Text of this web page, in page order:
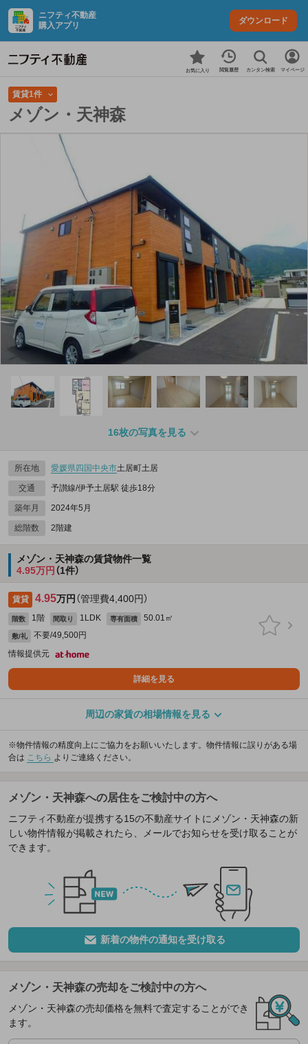
ニフティ不動産
購入アプリ
ダウンロード
お気に入り 閲覧履歴 カンタン検索 マイページ
賃貸1件
メゾン・天神森
16枚の写真を見る
所在地 愛媛県四国中央市土居町土居
交通 予讃線/伊予土居駅 徒歩18分
築年月 2024年5月
総階数 2階建
メゾン・天神森の賃貸物件一覧
4.95万円 （1件）
賃貸 4.95万円 （管理費4,400円）
階数 1階 間取り 1LDK 専有面積 50.01㎡
敷/礼
不要/49,500円
情報提供元
詳細を見る
周辺の家賃の相場情報を見る
※物件情報の精度向上にご協力をお願いいたします。物件情報に誤りがある場
合は こちら よりご連絡ください。
メゾン・天神森への居住をご検討中の方へ
ニフティ不動産が提携する15の不動産サイトにメゾン・天神森の新
しい物件情報が掲載されたら、メールでお知らせを受け取ることが
できます。
新着の物件の通知を受け取る
メゾン・天神森の売却をご検討中の方へ
メゾン・天神森の売却価格を無料で査定することができ
ます。